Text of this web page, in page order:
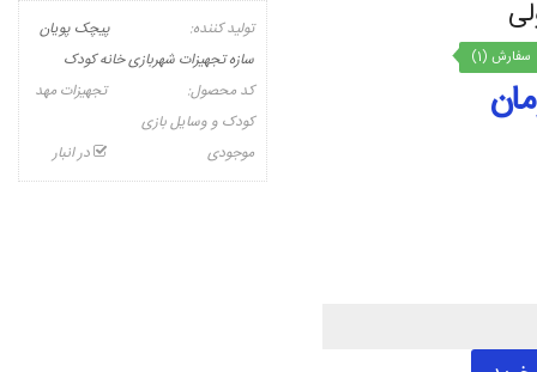
سفارش (1)
تولید کننده:
پیچک پویان
سازه تجهیزات شهربازی خانه کودک
کد محصول:
تجهیزات مهد
کودک و وسایل بازی
موجودی
در انبار